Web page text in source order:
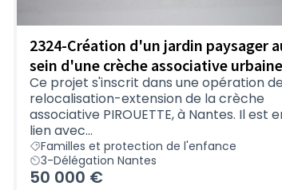
2324-Création d'un jardin paysager
sein d'une crèche associative urbaine
Ce projet s'inscrit dans une opération
relocalisation-extension de la crèche
associative PIROUETTE, à Nantes. Il est
lien avec...
Familles et protection de l'enfance
3-Délégation Nantes
50 000 €